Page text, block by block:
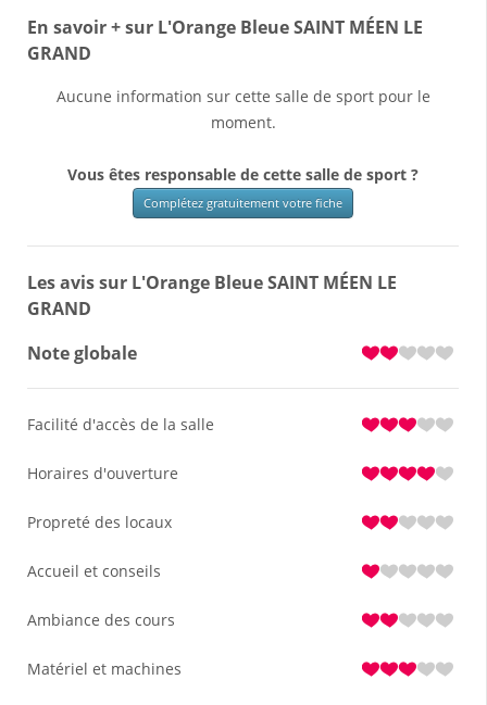
En savoir + sur L'Orange Bleue SAINT MÉEN LE
GRAND
Aucune information sur cette salle de sport pour le
moment.
Vous êtes responsable de cette salle de sport ?
Complétez gratuitement votre fiche
Les avis sur L'Orange Bleue SAINT MÉEN LE
GRAND
Note globale
Facilité d'accès de la salle
Horaires d'ouverture
Propreté des locaux
Accueil et conseils
Ambiance des cours
Matériel et machines